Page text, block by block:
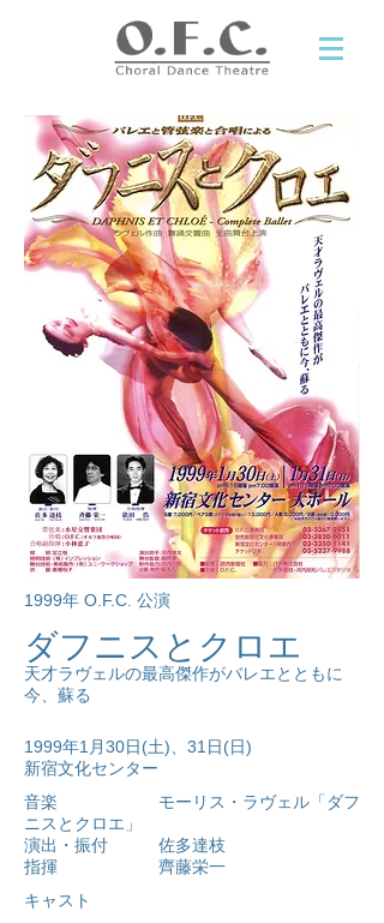
1999年1月30日(土)、31日(日)
​新宿文化センター
ダフニスとクロエ
天才ラヴェルの最高傑作がバレエとともに
今、蘇る
​1999年 O.F.C. 公演
​キャスト
音楽 モーリス・ラヴェル「ダフ
ニスとクロエ」
演出・振付 佐多達枝
​指揮 齊藤栄一